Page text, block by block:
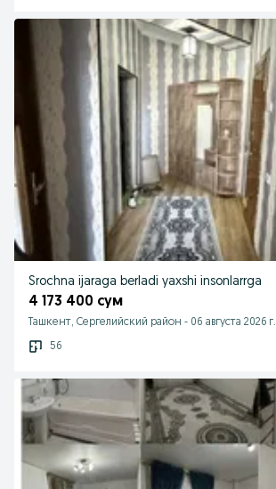
Srochna ijaraga berladi yaxshi insonlarrga
4 173 400 сум
Ташкент, Сергелийский район - 06 августа 2026 г.
56